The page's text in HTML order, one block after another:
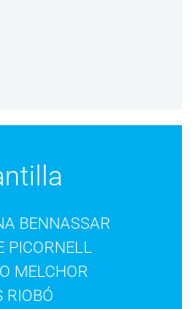
BENNASSAR
PICORNELL
MELCHOR
RIOBÓ